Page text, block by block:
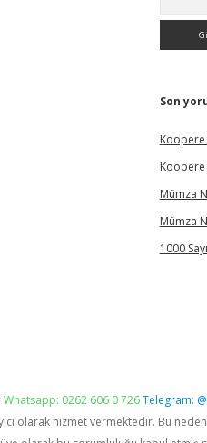
Son
Mümza
Mümza
1000
Whatsapp: 0262 606 0 726Telegram:
olarak hizmet vermektedir. Bu